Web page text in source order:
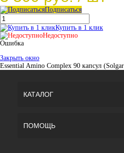
Подписаться
Купить в 1 клик
Недоступно
Ошибка
Закрыть окно
Essential Amino Complex 90 капсул
КАТАЛОГ
ПОМОЩЬ